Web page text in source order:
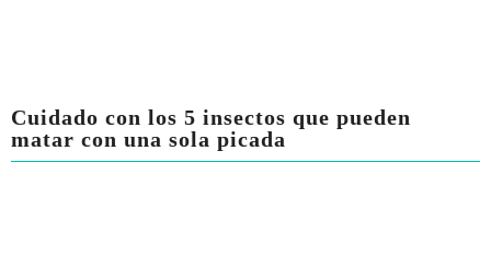
Cuidado con los 5 insectos que pueden
matar con una sola picada